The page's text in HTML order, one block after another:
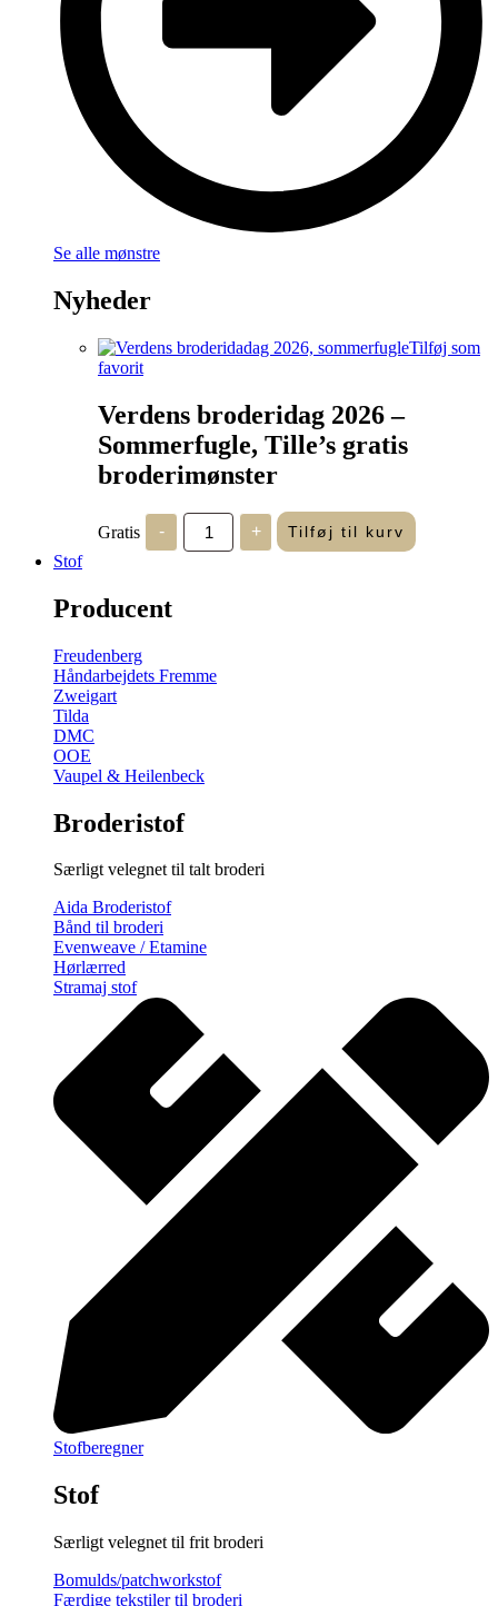
Se alle mønstre
Nyheder
Tilføj som
favorit
Verdens broderidag 2026 –
Sommerfugle, Tille’s gratis
broderimønster
Gratis -
Verdens
broderidag
2026
+ Tilføj til kurv
Stof
Producent
Freudenberg
Håndarbejdets Fremme
Zweigart
Tilda
DMC
OOE
Vaupel & Heilenbeck
Broderistof
Særligt velegnet til talt broderi
Aida Broderistof
Bånd til broderi
Evenweave / Etamine
Hørlærred
Stramaj stof
Stofberegner
Stof
Særligt velegnet til frit broderi
Bomulds/patchworkstof
Færdige tekstiler til broderi